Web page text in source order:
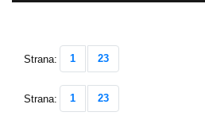
Strana: 1 23
Strana: 1 23